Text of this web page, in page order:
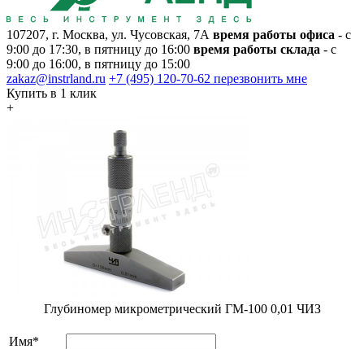
107207, г. Москва, ул. Чусовская, 7А время работы офиса - с
9:00 до 17:30, в пятницу до 16:00 время работы склада - с
9:00 до 16:00, в пятницу до 15:00
zakaz@instrland.ru +7 (495) 120-70-62 перезвонить мне
Купить в 1 клик
+
Глубиномер микрометрический ГМ-100 0,01 ЧИЗ
Имя*